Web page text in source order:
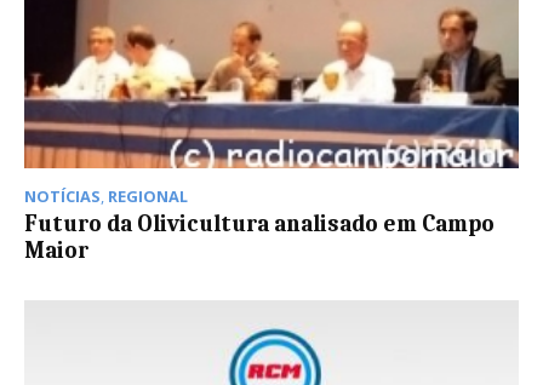
NOTÍCIAS, REGIONAL
Futuro da Olivicultura analisado em Campo
Maior